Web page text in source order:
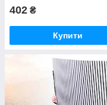
402 ₴
Купити